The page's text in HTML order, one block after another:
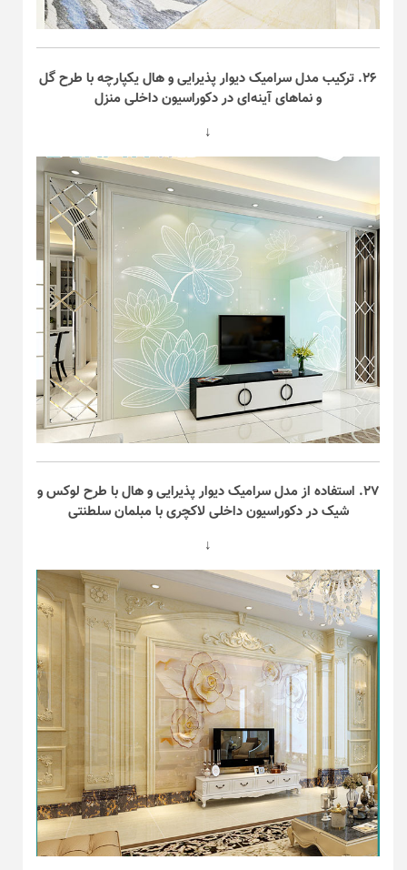
۲۶. ترکیب مدل سرامیک دیوار پذیرایی و هال یکپارچه با طرح گل
و نما‌های آینه‌ای در دکوراسیون داخلی منزل
↓
۲۷. استفاده از مدل سرامیک دیوار پذیرایی و هال با طرح لوکس و
شیک در دکوراسیون داخلی لاکچری با مبلمان سلطنتی
↓